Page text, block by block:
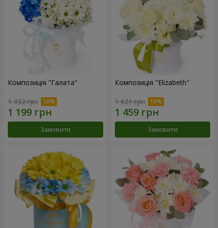
Композиція "Галата"
1 332 грн
Замовити
Композиція "Elizabeth"
1 621 грн
Замовити